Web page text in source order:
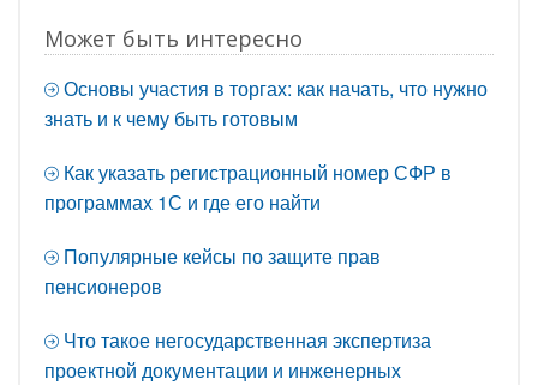
Может быть интересно
Основы участия в торгах: как начать, что нужно
знать и к чему быть готовым
Как указать регистрационный номер СФР в
программах 1С и где его найти
Популярные кейсы по защите прав
пенсионеров
Что такое негосударственная экспертиза
проектной документации и инженерных